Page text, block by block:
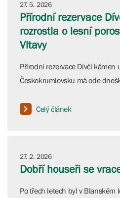
27. 5. 2026
Přírodní rezervace
rozrostla o lesní
Vltavy
Přírodní rezervace Dívčí kámen
Českokrumlovsku má ode
Celý článek
27. 2. 2026
Dobří houseři se
Po třech letech byl v Blanském